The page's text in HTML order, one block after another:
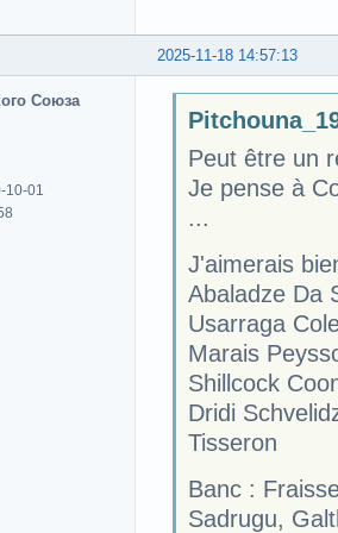
2025-11-18 14:57:13
Союза
10-01
Peut être un
Je pense à
...
J'aimerais
Abaladze Da
Usarraga
Marais
Shillcock
Dridi
Tisseron
Banc :
Sadrugu,